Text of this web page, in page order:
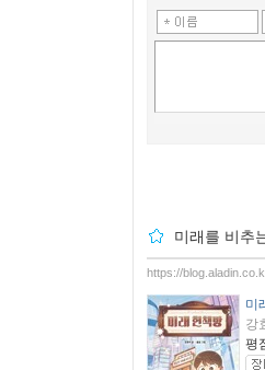
미래를 비추
https://
미
강
평